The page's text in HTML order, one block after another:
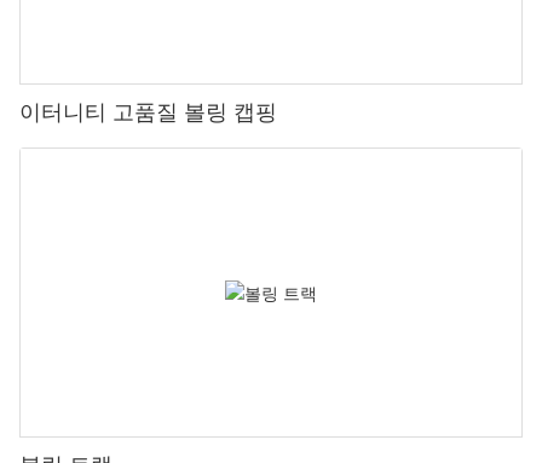
이터니티 고품질 볼링 캡핑